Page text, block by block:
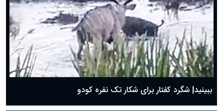
ببینید| شگرد کفتار برای شکار تک نفره کودو